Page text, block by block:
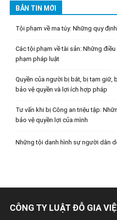
BẢN TIN MỚI
Tội phạm về ma túy: Những quy
Các tội phạm về tài sản: Những
phạm pháp luật
Quyền của người bị bắt, bị tạm giữ,
bảo vệ quyền và lợi ích hợp pháp
Tư vấn khi bị Công an triệu tập:
bảo vệ quyền lợi của mình
Những tội danh hình sự người dân
CÔNG TY LUẬT ĐỖ GIA